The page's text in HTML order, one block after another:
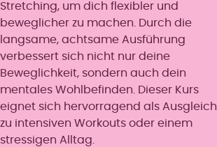
Stretching, um dich flexibler und
beweglicher zu machen. Durch die
langsame, achtsame Ausführung
verbessert sich nicht nur deine
Beweglichkeit, sondern auch dein
mentales Wohlbefinden. Dieser Kurs
eignet sich hervorragend als Ausgleich
zu intensiven Workouts oder einem
stressigen Alltag.